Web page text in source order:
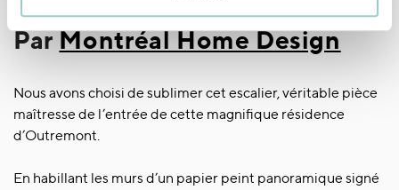
ParMontréal Home Design
Nous avons choisi de sublimer cet escalier, véritable pièce
maîtresse de l’entrée de cette magnifique résidence
d’Outremont.
En habillant les murs d’un papier peint panoramique signé